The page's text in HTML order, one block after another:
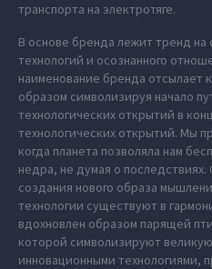
транспорта на электротяге.
В основе бренда лежит тренд на
технологий и осознанного
наименование бренда отсылает
образом символизируя начало
технологических открытий в
технологических открытий. Мы
когда планета позволяла нам
недра, не думая о последствиях.
создания нового образа
технологии существуют в
вдохновлен образом парящей
которой символизируют
инновационными технологиями,